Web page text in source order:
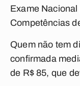
Exame
Competências
Quem não tem
confirmada
de R$ 85, que